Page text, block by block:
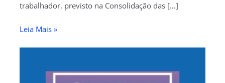
trabalhador, previsto na Consolidação das […]
Leia Mais »